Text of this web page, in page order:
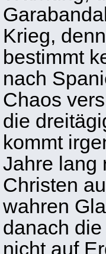
Krieg,
bestimmt
nach
Chaos
die
kommt
Jahre lang
Christen
wahren
danach
nicht auf